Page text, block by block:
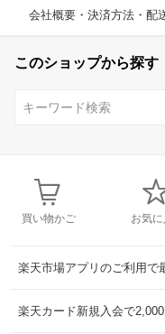
会社概要・決済方法・配
このショップから探す
買い物かご お気に
楽天市場アプリのご利用で
楽天カード新規入会で